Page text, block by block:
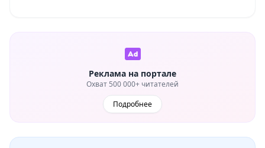
Реклама на портале
Охват 500 000+ читателей
Подробнее